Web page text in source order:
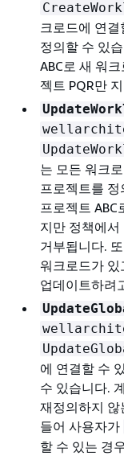
크로드에 연
정의할 수 있
ABC로 새 워
젝트 PQR만
는 모든 워크
프로젝트를
프로젝트
지만 정책에서
거부됩니다.
워크로드가 있
업데이트하려
에 연결할 수
수 있습니다.
재정의하지 않
들어 사용자가
할 수 있는 경